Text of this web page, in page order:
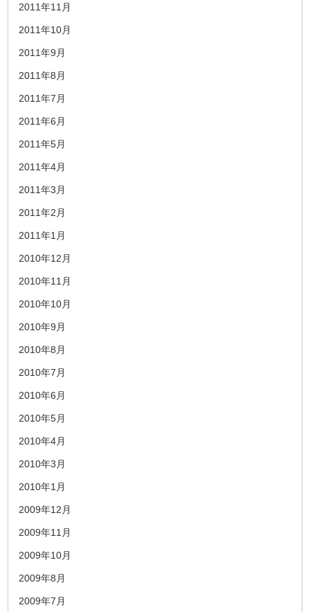
2011年11月
2011年10月
2011年9月
2011年8月
2011年7月
2011年6月
2011年5月
2011年4月
2011年3月
2011年2月
2011年1月
2010年12月
2010年11月
2010年10月
2010年9月
2010年8月
2010年7月
2010年6月
2010年5月
2010年4月
2010年3月
2010年1月
2009年12月
2009年11月
2009年10月
2009年8月
2009年7月